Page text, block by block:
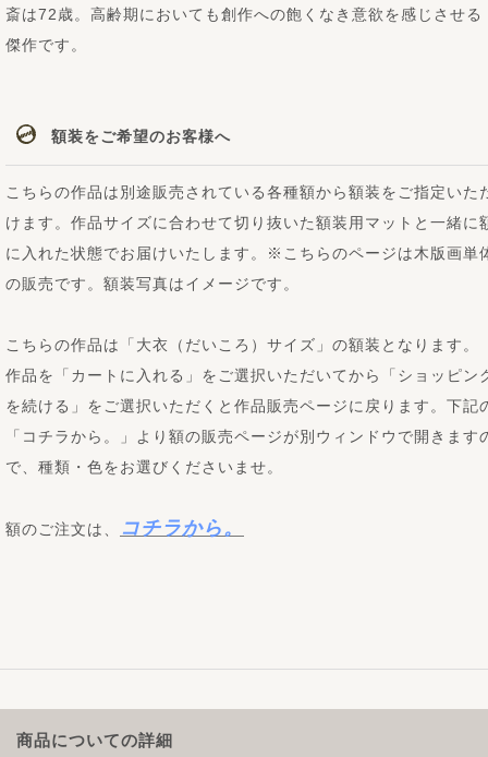
斎は72歳。高齢期においても創作への飽くなき意欲を感じさせる
傑作です。
額装をご希望のお客様へ
こちらの作品は別途販売されている各種額から額装をご指定いた
けます。作品サイズに合わせて切り抜いた額装用マットと一緒に
に入れた状態でお届けいたします。※こちらのページは木版画単
の販売です。額装写真はイメージです。
こちらの作品は「大衣（だいころ）サイズ」の額装となります。
作品を「カートに入れる」をご選択いただいてから「ショッピン
を続ける」をご選択いただくと作品販売ページに戻ります。下記
「コチラから。」より額の販売ページが別ウィンドウで開きます
で、種類・色をお選びくださいませ。
額のご注文は、 コチラから。
商品についての詳細